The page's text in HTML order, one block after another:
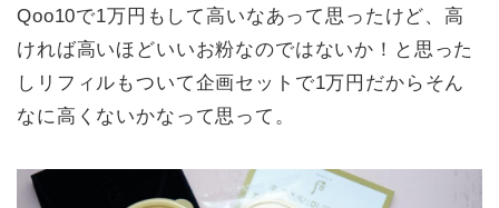
Qoo10で1万円もして高いなあって思ったけど、高
ければ高いほどいいお粉なのではないか！と思った
しリフィルもついて企画セットで1万円だからそん
なに高くないかなって思って。